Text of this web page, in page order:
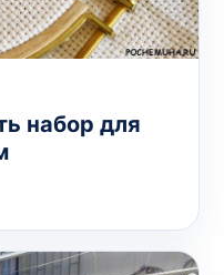
набор для